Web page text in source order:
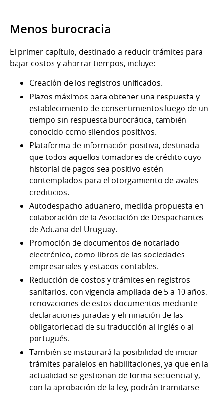
Menos burocracia
El primer capítulo, destinado a reducir trámites para
bajar costos y ahorrar tiempos, incluye:
Creación de los registros unificados.
Plazos máximos para obtener una respuesta y
establecimiento de consentimientos luego de un
tiempo sin respuesta burocrática, también
conocido como silencios positivos.
Plataforma de información positiva, destinada
que todos aquellos tomadores de crédito cuyo
historial de pagos sea positivo estén
contemplados para el otorgamiento de avales
crediticios.
Autodespacho aduanero, medida propuesta en
colaboración de la Asociación de Despachantes
de Aduana del Uruguay.
Promoción de documentos de notariado
electrónico, como libros de las sociedades
empresariales y estados contables.
Reducción de costos y trámites en registros
sanitarios, con vigencia ampliada de 5 a 10 años,
renovaciones de estos documentos mediante
declaraciones juradas y eliminación de las
obligatoriedad de su traducción al inglés o al
portugués.
También se instaurará la posibilidad de iniciar
trámites paralelos en habilitaciones, ya que en la
actualidad se gestionan de forma secuencial y,
con la aprobación de la ley, podrán tramitarse